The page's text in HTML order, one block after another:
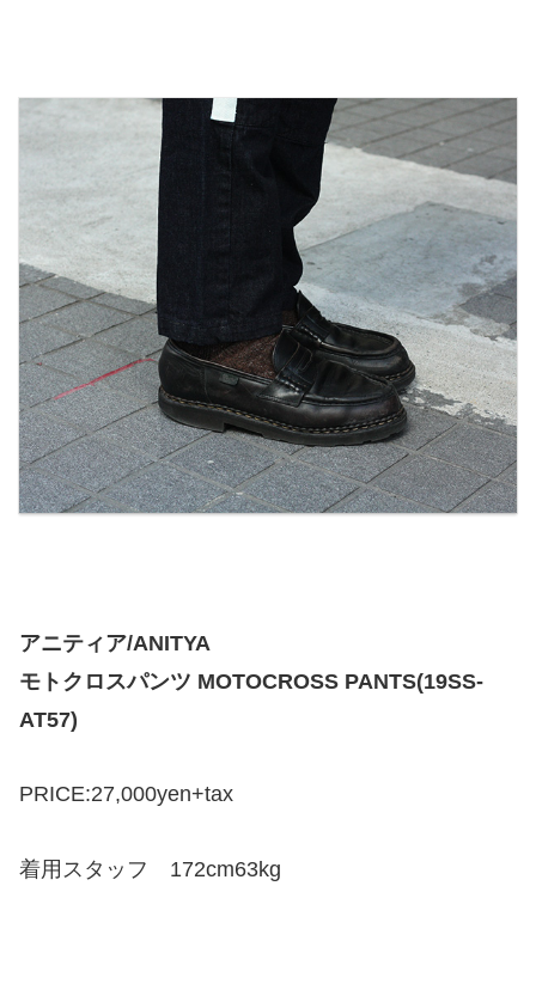
アニティア/ANITYA
モトクロスパンツ MOTOCROSS PANTS(19SS-
AT57)
PRICE:27,000yen+tax
着用スタッフ 172cm63kg